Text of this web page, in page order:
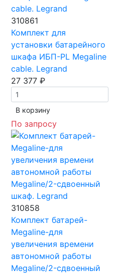
310861
Комплект для
установки батарейного
шкафа ИБП-PL Megaline
cable. Legrand
27 377 ₽
В корзинy
По запросу
310858
Комплект батарей-
Megaline-для
увеличения времени
автономной работы
Megaline/2-сдвоенный